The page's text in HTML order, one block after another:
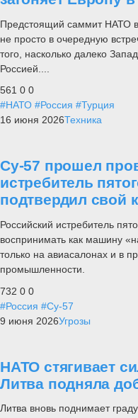
Предстоящий саммит НАТО
не просто в очередную
того, насколько далеко
Россией....
561 0 0
#НАТО #Россия #Турция
16 июня 2026Техника
Су-57 прошел
истребитель
подтвердил свой
Российский истребитель
воспринимать как машину
только на авиасалонах и в
промышленности.
732 0 0
#Россия #Су-57
9 июня 2026Угрозы
НАТО стягивает
Литва подняла
Литва вновь поднимает